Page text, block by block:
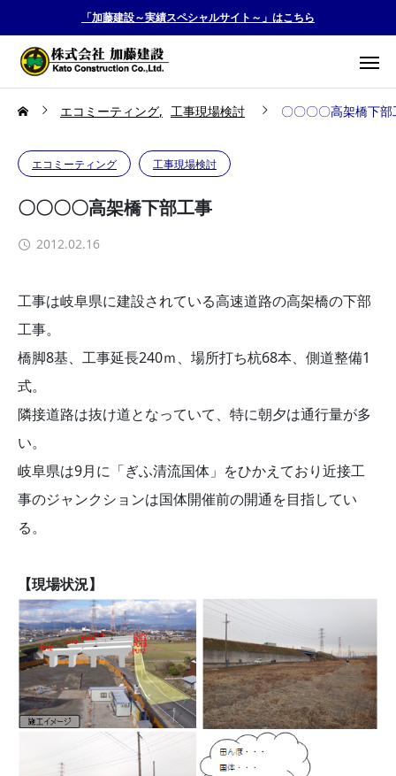
「加藤建設～実績スペシャルサイト～」はこちら
エコミーティング 工事現場検討 〇〇〇〇高架橋下部
エコミーティング 工事現場検討
〇〇〇〇高架橋下部工事
2012.02.16
工事は岐阜県に建設されている高速道路の高架橋の下部
工事。
橋脚8基、工事延長240ｍ、場所打ち杭68本、側道整備1
式。
隣接道路は抜け道となっていて、特に朝夕は通行量が多
い。
岐阜県は9月に「ぎふ清流国体」をひかえており近接工
事のジャンクションは国体開催前の開通を目指してい
る。
【現場状況】